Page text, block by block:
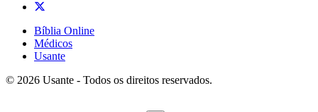
Bíblia Online
Médicos
Usante
© 2026 Usante - Todos os direitos reservados.